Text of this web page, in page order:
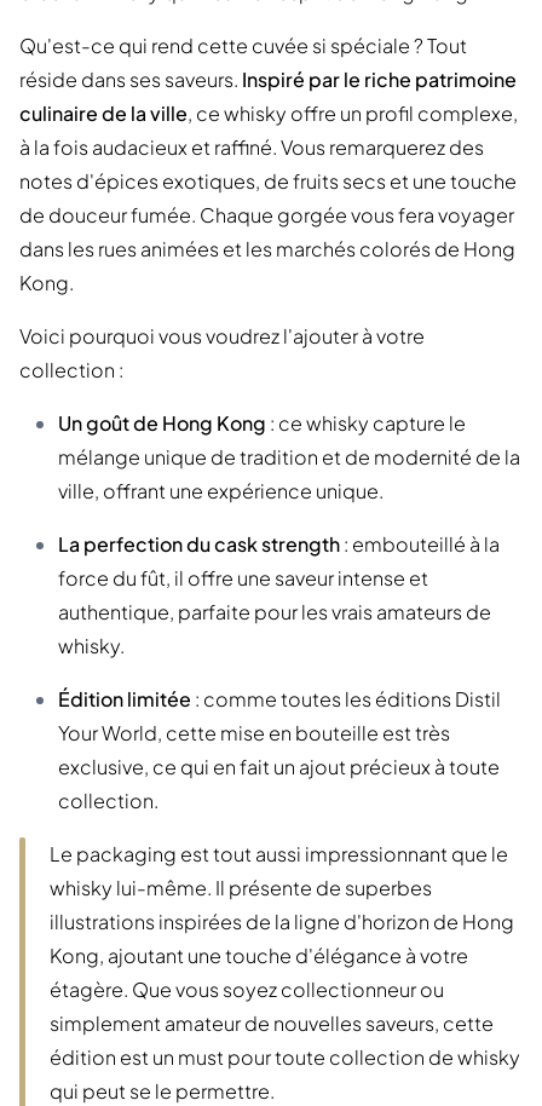
Qu'est-ce qui rend cette cuvée si spéciale ? Tout
réside dans ses saveurs. Inspiré par le riche patrimoine
culinaire de la ville, ce whisky offre un profil complexe,
à la fois audacieux et raffiné. Vous remarquerez des
notes d'épices exotiques, de fruits secs et une touche
de douceur fumée. Chaque gorgée vous fera voyager
dans les rues animées et les marchés colorés de Hong
Kong.
Voici pourquoi vous voudrez l'ajouter à votre
collection :
Un goût de Hong Kong : ce whisky capture le
mélange unique de tradition et de modernité de la
ville, offrant une expérience unique.
La perfection du cask strength: embouteillé à la
force du fût, il offre une saveur intense et
authentique, parfaite pour les vrais amateurs de
whisky.
Édition limitée : comme toutes les éditions Distil
Your World, cette mise en bouteille est très
exclusive, ce qui en fait un ajout précieux à toute
collection.
Le packaging est tout aussi impressionnant que le
whisky lui-même. Il présente de superbes
illustrations inspirées de la ligne d'horizon de Hong
Kong, ajoutant une touche d'élégance à votre
étagère. Que vous soyez collectionneur ou
simplement amateur de nouvelles saveurs, cette
édition est un must pour toute collection de whisky
qui peut se le permettre.